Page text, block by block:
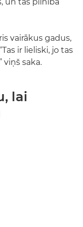
vairākus gadus,
ir lieliski, jo tas
viņš saka.
lai